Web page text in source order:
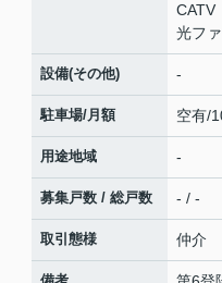
CATV
光フ
設備(その他) -
駐車場/月額 空有/
用途地域 -
募集戸数 / 総戸数 - / -
取引態様 仲介